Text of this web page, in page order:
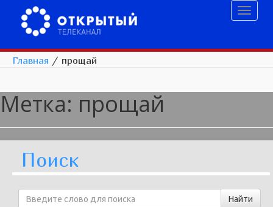
Главная / прощай
Метка: прощай
Поиск